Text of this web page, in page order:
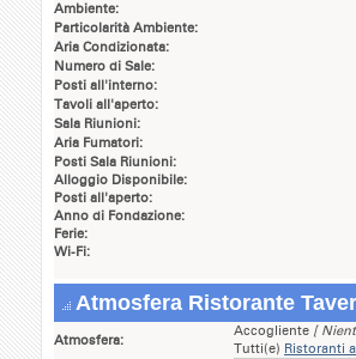
Ambiente:
Particolarità Ambiente:
Aria Condizionata:
Numero di Sale:
Posti all'interno:
Tavoli all'aperto:
Sala Riunioni:
Aria Fumatori:
Posti Sala Riunioni:
Alloggio Disponibile:
Posti all'aperto:
Anno di Fondazione:
Ferie:
Wi-Fi:
Atmosfera Ristorante
Atmosfera:
Accogliente [
Tutti(e) Ristoranti